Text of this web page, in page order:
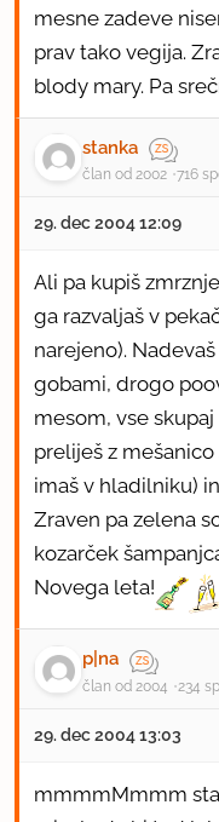
mesne zadeve
prav tako vegija.
blody mary. Pa
stanka
član od 2002 716
29. dec 2004 12:09
Ali pa kupiš
ga razvaljaš v
narejeno).
gobami, drogo
mesom, vse
preliješ z
imaš v hladilniku)
Zraven pa zelena
kozarček
Novega leta!
p|na
član od 2004 234
29. dec 2004 13:03
mmmmMmmm